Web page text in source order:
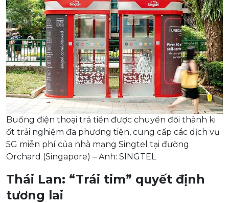
Buồng điện thoại trả tiền được chuyển đổi thành ki
ốt trải nghiệm đa phương tiện, cung cấp các dịch vụ
5G miễn phí của nhà mạng Singtel tại đường
Orchard (Singapore) – Ảnh: SINGTEL
Thái Lan: “Trái tim” quyết định
tương lai